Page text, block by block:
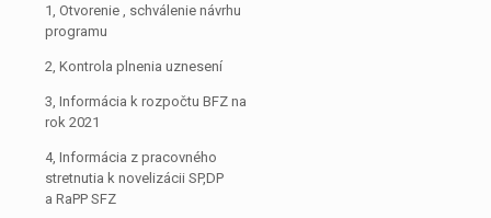
1, Otvorenie , schválenie návrhu
programu
2, Kontrola plnenia uznesení
3, Informácia k rozpočtu BFZ na
rok 2021
4, Informácia z pracovného
stretnutia k novelizácii SP,DP
a RaPP SFZ